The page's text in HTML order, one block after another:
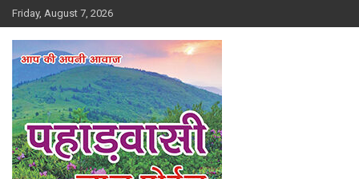
Skip
to
content
Friday, August 7, 2026